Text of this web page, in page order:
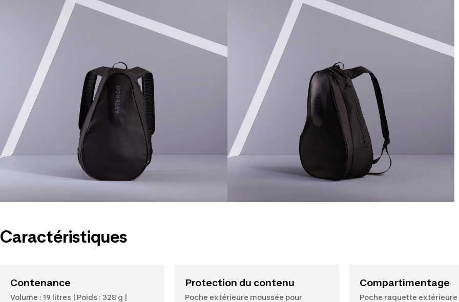
Caractéristiques
Contenance
Volume : 19 litres | Poids : 328 g |
Protection du contenu
Poche extérieure moussée pour
Compartimentage
Poche raquette extérieure